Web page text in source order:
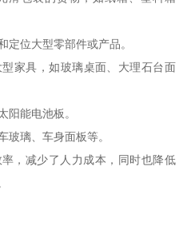
定位大型零部件或产品。
家具，如玻璃桌面、大理石台面
阳能电池板。
玻璃、车身面板等。
，减少了人力成本，同时也降低